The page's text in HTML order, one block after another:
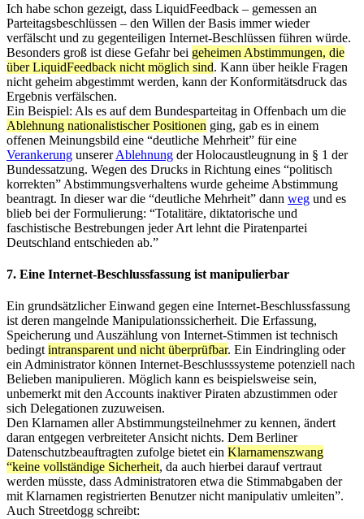
Ich habe schon gezeigt, dass LiquidFeedback – gemessen an
Parteitagsbeschlüssen – den Willen der Basis immer wieder
verfälscht und zu gegenteiligen Internet-Beschlüssen führen würde.
Besonders groß ist diese Gefahr bei geheimen Abstimmungen, die
über LiquidFeedback nicht möglich sind. Kann über heikle Fragen
nicht geheim abgestimmt werden, kann der Konformitätsdruck das
Ergebnis verfälschen.
Ein Beispiel: Als es auf dem Bundesparteitag in Offenbach um die
Ablehnung nationalistischer Positionen ging, gab es in einem
offenen Meinungsbild eine “deutliche Mehrheit” für eine
Verankerung unsererAblehnung der Holocaustleugnung in § 1 der
Bundessatzung. Wegen des Drucks in Richtung eines “politisch
korrekten” Abstimmungsverhaltens wurde geheime Abstimmung
beantragt. In dieser war die “deutliche Mehrheit” dann weg und es
blieb bei der Formulierung: “Totalitäre, diktatorische und
faschistische Bestrebungen jeder Art lehnt die Piratenpartei
Deutschland entschieden ab.”
7. Eine Internet-Beschlussfassung ist manipulierbar
Ein grundsätzlicher Einwand gegen eine Internet-Beschlussfassung
ist deren mangelnde Manipulationssicherheit. Die Erfassung,
Speicherung und Auszählung von Internet-Stimmen ist technisch
bedingt intransparent und nicht überprüfbar. Ein Eindringling oder
ein Administrator können Internet-Beschlusssysteme potenziell nach
Belieben manipulieren. Möglich kann es beispielsweise sein,
unbemerkt mit den Accounts inaktiver Piraten abzustimmen oder
sich Delegationen zuzuweisen.
Den Klarnamen aller Abstimmungsteilnehmer zu kennen, ändert
daran entgegen verbreiteter Ansicht nichts. Dem Berliner
Datenschutzbeauftragten zufolge bietet ein Klarnamenszwang
“keine vollständige Sicherheit, da auch hierbei darauf vertraut
werden müsste, dass Administratoren etwa die Stimmabgaben der
mit Klarnamen registrierten Benutzer nicht manipulativ umleiten”.
Auch Streetdogg schreibt: